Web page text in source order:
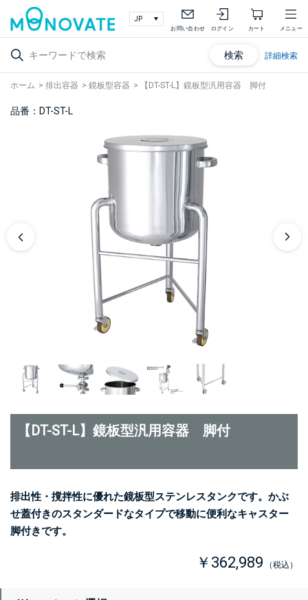
お問い合わせ ログイン カート メニュー
検索 詳細検索
ホーム > 排出容器 > 鏡板型容器 > 【DT-ST-L】鏡板型汎用容器 脚付
品番：DT-ST-L
【DT-ST-L】鏡板型汎用容器 脚付
排出性・撹拌性に優れた鏡板型ステンレスタンクです。かぶ
せ蓋付きのスタンダードなタイプで移動に便利なキャスター
脚付きです。
￥362,989 （税込）